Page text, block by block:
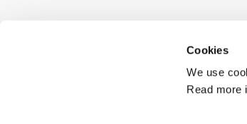
Cookies
We use
Read more